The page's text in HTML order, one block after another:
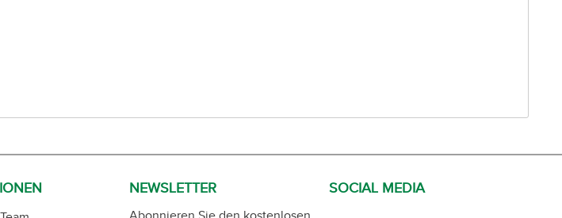
NEWSLETTER
Abonnieren Sie den kostenlosen
SOCIAL MEDIA